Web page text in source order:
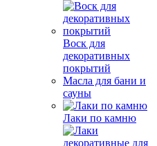
Воск для
декоративных
покрытий
Масла для бани и
сауны
Лаки по камню